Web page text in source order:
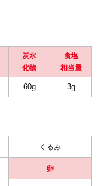
炭水
化物
食塩
相当量
60g 3g
くるみ
卵